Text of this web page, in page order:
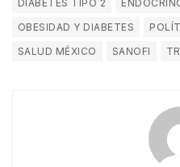
DIABETES TIPO 2
OBESIDAD Y DIABETES
SALUD MÉXICO
SANOFI